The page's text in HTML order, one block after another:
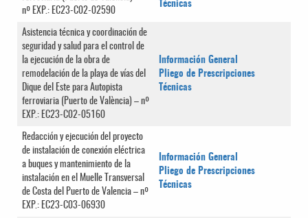
nº EXP.: EC23-C02-02590
Técnicas
Asistencia técnica y coordinación de
seguridad y salud para el control de
la ejecución de la obra de
remodelación de la playa de vías del
Dique del Este para Autopista
ferroviaria (Puerto de València) – nº
EXP.: EC23-C02-05160
Información General
Pliego de Prescripciones
Técnicas
Redacción y ejecución del proyecto
de instalación de conexión eléctrica
a buques y mantenimiento de la
instalación en el Muelle Transversal
de Costa del Puerto de Valencia – nº
EXP.: EC23-C03-06930
Información General
Pliego de Prescripciones
Técnicas